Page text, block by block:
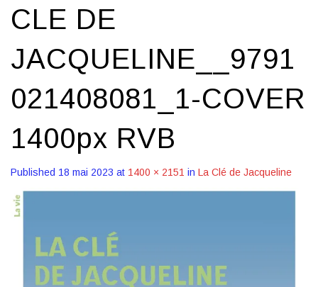
CLE DE
JACQUELINE__9791
021408081_1-COVER
1400px RVB
Published 18 mai 2023 at 1400 × 2151 in La Clé de Jacqueline